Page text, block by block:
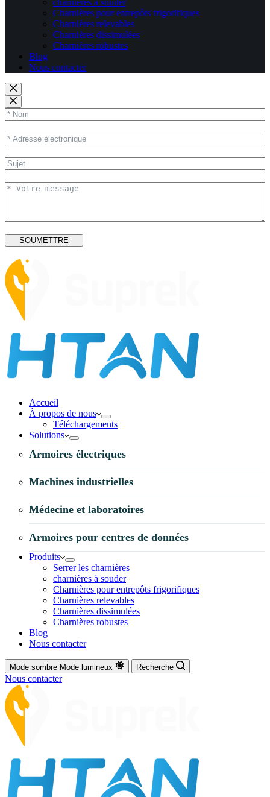
charnières à souder
Charnières pour entrepôts frigorifiques
Charnières relevables
Charnières dissimulées
Charnières robustes
Blog
Nous contacter
SOUMETTRE
Accueil
À propos de nous
Téléchargements
Solutions
Armoires électriques
Machines industrielles
Médecine et laboratoires
Armoires pour centres de données
Produits
Serrer les charnières
charnières à souder
Charnières pour entrepôts frigorifiques
Charnières relevables
Charnières dissimulées
Charnières robustes
Blog
Nous contacter
Mode sombre Mode lumineux Recherche
Nous contacter